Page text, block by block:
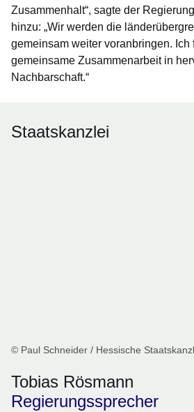
Zusammenhalt“, sagte der
hinzu: „Wir werden die
gemeinsam weiter voranbringen. Ich
gemeinsame Zusammenarbeit in
Nachbarschaft.“
Staatskanzlei
© Paul Schneider / Hessische
Tobias Rösmann
Regierungssprecher